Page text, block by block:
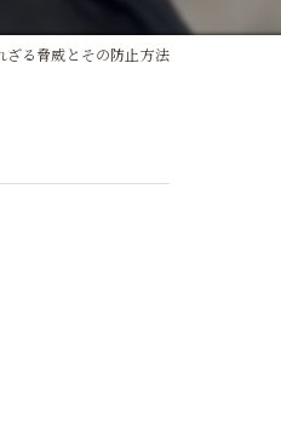
ざる脅威とその防止方法